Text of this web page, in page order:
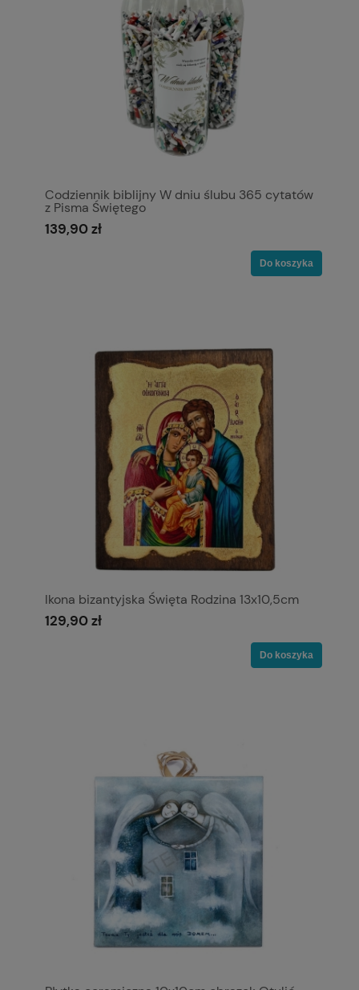
Codziennik biblijny W dniu ślubu 365 cytatów
z Pisma Świętego
139,90 zł
Do koszyka
Ikona bizantyjska Święta Rodzina 13x10,5cm
129,90 zł
Do koszyka